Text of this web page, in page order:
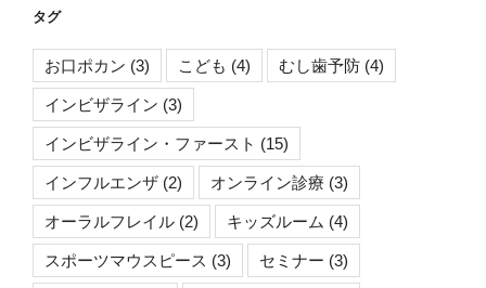
タグ
お口ポカン (3) こども (4) むし歯予防 (4)
インビザライン (3)
インビザライン・ファースト (15)
インフルエンザ (2) オンライン診療 (3)
オーラルフレイル (2) キッズルーム (4)
スポーツマウスピース (3) セミナー (3)